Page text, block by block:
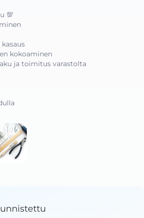
💯
kokoaminen
ja toimitus varastolta